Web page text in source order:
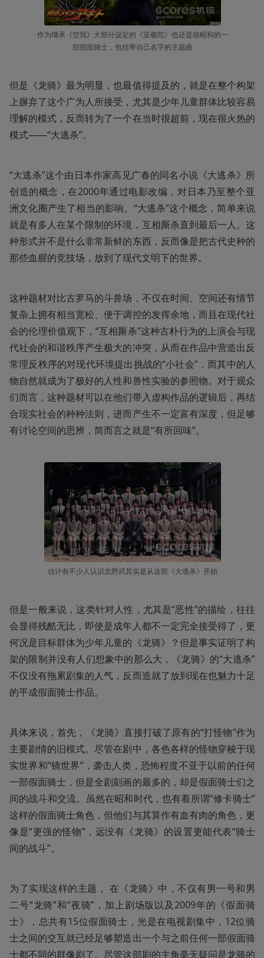
作为继承《空我》大部分设定的《亚极陀》也还是很昭和的一
部假面骑士，包括带自己名字的主题曲
但是《龙骑》最为明显，也最值得提及的，就是在整个构架
上摒弃了这个广为人所接受，尤其是少年儿童群体比较容易
理解的模式，反而转为了一个在当时很超前，现在很火热的
模式——“大逃杀”。
“大逃杀”这个由日本作家高见广春的同名小说《大逃杀》所
创造的概念，在2000年通过电影改编，对日本乃至整个亚
洲文化圈产生了相当的影响。“大逃杀”这个概念，简单来说
就是有多人在某个限制的环境，互相厮杀直到最后一人。这
种形式并不是什么非常新鲜的东西，反而像是把古代史种的
那些血腥的竞技场，放到了现代文明下的世界。
这种题材对比古罗马的斗兽场，不仅在时间、空间还有情节
复杂上拥有相当宽松、便于调控的发挥余地，而且在现代社
会的伦理价值观下，“互相厮杀”这种古朴行为的上演会与现
代社会的和谐秩序产生极大的冲突，从而在作品中营造出反
常理反秩序的对现代环境提出挑战的“小社会”，而其中的人
物自然就成为了极好的人性和兽性实验的参照物。对于观众
们而言，这种题材可以在他们带入虚构作品的逻辑后，再结
合现实社会的种种法则，进而产生不一定富有深度，但足够
有讨论空间的思辨，简而言之就是“有所回味”。
估计有不少人认识北野武其实是从这部《大逃杀》开始
但是一般来说，这类针对人性，尤其是“恶性”的描绘，往往
会显得残酷无比，即使是成年人都不一定完全接受得了，更
何况是目标群体为少年儿童的《龙骑》？但是事实证明了构
架的限制并没有人们想象中的那么大，《龙骑》的“大逃杀”
不仅没有拖累剧集的人气，反而造就了放到现在也魅力十足
的平成假面骑士作品。
具体来说，首先，《龙骑》直接打破了原有的“打怪物”作为
主要剧情的旧模式。尽管在剧中，各色各样的怪物穿梭于现
实世界和“镜世界”，袭击人类，恐怖程度不亚于以前的任何
一部假面骑士，但是全剧刻画的最多的，却是假面骑士们之
间的战斗和交流。虽然在昭和时代，也有着所谓“修卡骑士”
这样的假面骑士角色，但他们与其算作有血有肉的角色，更
像是“更强的怪物”，远没有《龙骑》的设置更能代表“骑士
间的战斗”。
为了实现这样的主题， 在《龙骑》中，不仅有男一号和男
二号“龙骑”和“夜骑”，加上剧场版以及2009年的《假面骑
士》，总共有15位假面骑士，光是在电视剧集中，12位骑
士之间的交互就已经足够塑造出一个与之前任何一部假面骑
士都不同的群像剧了。尽管这部剧的主角毫无疑问是龙骑的